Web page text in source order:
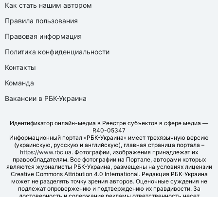
Как стать нашим автором
Правила пользования
Правовая информация
Политика конфиденциальности
Контакты
Команда
Вакансии в РБК-Украина
Идентификатор онлайн-медиа в Реестре субъектов в сфере медиа —
R40-05347
Информационный портал «РБК-Украина» имеет трехязычную версию
(украинскую, русскую и английскую), главная страница портала –
https://www.rbc.ua. Фотографии, изображения принадлежат их
правообладателям. Все фотографии на Портале, авторами которых
являются журналисты РБК-Украина, размещены на условиях лицензии
Creative Commons Attribution 4.0 International. Редакция РБК-Украина
может не разделять точку зрения авторов. Оценочные суждения не
подлежат опровержению и подтверждению их правдивости. За